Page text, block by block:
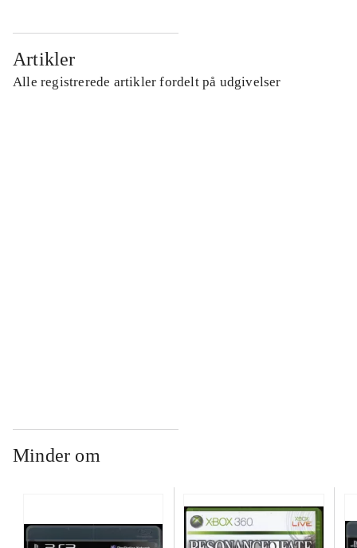
Artikler
Alle registrerede artikler fordelt på udgivelser
Minder om